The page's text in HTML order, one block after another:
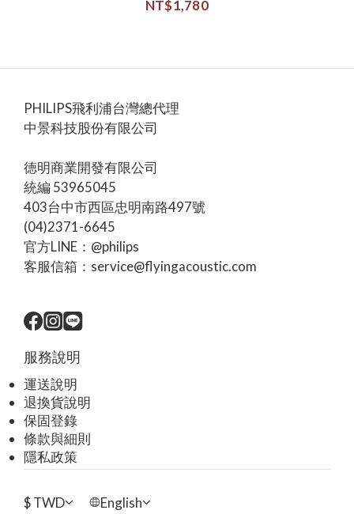
NT$1,780
PHILIPS飛利浦台灣總代理
中景科技股份有限公司
徳明商業開發有限公司
統編 53965045
403台中市西區忠明南路497號
(04)2371-6645
官方LINE：@philips
客服信箱：service@flyingacoustic.com
服務說明
運送說明
退換貨說明
保固登錄
條款與細則
隱私政策
$TWD English